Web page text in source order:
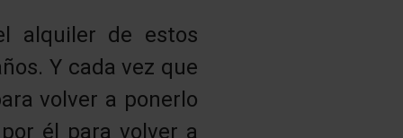
alquiler de estos
Y cada vez que
volver a ponerlo
él para volver a